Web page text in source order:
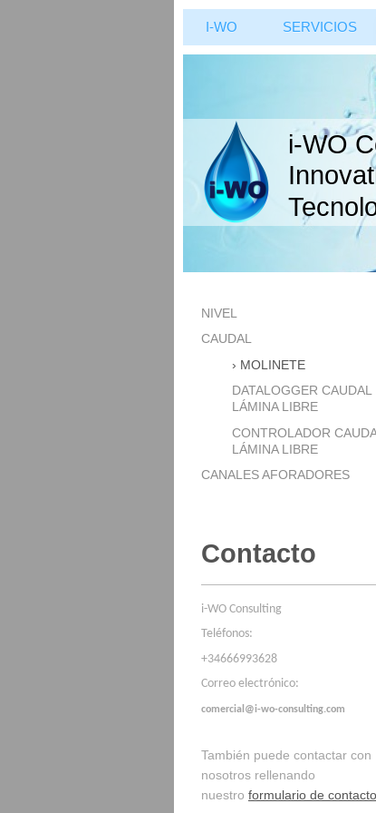
I-WO SERVICIOS
i-WO
NIVEL
CAUDAL
MOLINETE
DATALOGGER CAUDAL
LÁMINA LIBRE
CONTROLADOR
LÁMINA LIBRE
CANALES AFORADORES
Contacto
i-WO Consulting
Teléfonos:
+34666993628
Correo electrónico:
comercial@i-wo-consulting.com
También puede contactar con
nosotros rellenando
nuestro formulario de contacto.